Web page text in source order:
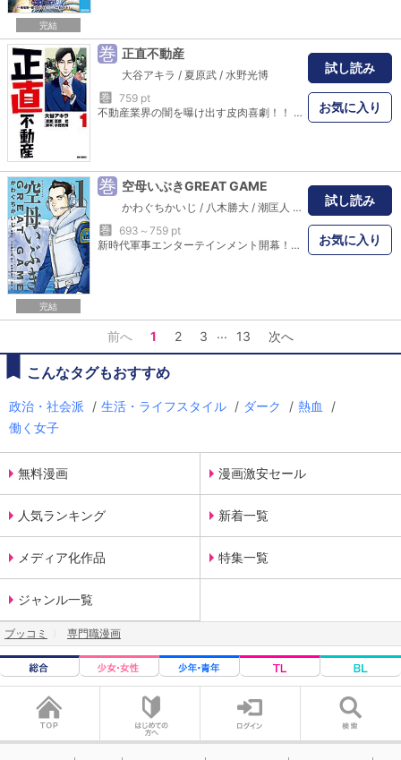
完結
巻 正直不動産
大谷アキラ / 夏原武 / 水野光博
巻
759 pt
不動産業界の闇を曝け出す皮肉喜劇！！ 営業に必要なこと以外、客に見せも教えもしないーー そんな不動産業界に前代未聞の爆弾が、いま炸裂する！！ 登坂不動産のエース営業マン・永瀬財地は 嘘を厭わぬ口八丁で売り上げNO．1を叩き出す凄腕だった。 だが、とある地鎮祭で石碑を壊して以来、 嘘が上手くつけなくなってしまった…！！ 千三つと言われる海千山千の不動産業界で かつての成績が一気に低下する中、 永瀬は、嘘が上手くつけない正直営業で苦戦するが…！？ 不動産屋の裏側を全部ぶっちゃけちゃうニュー・ヒーロー、誕生。
試し読み
お気に入り
完結
巻 空母いぶきGREAT GAME
かわぐちかいじ / 八木勝大 / 潮匡人
惠谷治
巻
693～759 pt
新時代軍事エンターテインメント開幕！！ 20YX年。温暖化により 海氷が減少する北極海－－－－ 調査研究のため派遣されたのは、 次期「いぶき」艦長候補の 蕪木が乗る海自護衛艦「しらぬい」。 その眼前で突如、民間調査船が 何者かの攻撃を受ける…！！ 咄嗟に武器を使用して 民間船を守った「しらぬい」だが…！？ 攻撃したのは！？ 攻撃された理由とはーーーー！？
試し読み
お気に入り
前へ 1 2 3 ... 13 次へ
こんなタグもおすすめ
政治・社会派 / 生活・ライフスタイル / ダーク / 熱血
/
働く女子
無料漫画 漫画激安セール
人気ランキング 新着一覧
メディア化作品 特集一覧
ジャンル一覧
ブッコミ 専門職漫画